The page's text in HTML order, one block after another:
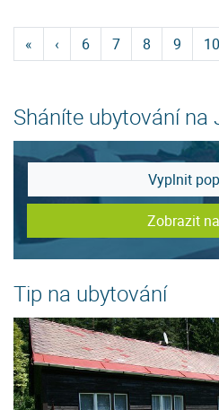
« ‹ 6 7 8 9 10
Sháníte ubytování na
Vyplnit
Zobrazit
Tip na ubytování